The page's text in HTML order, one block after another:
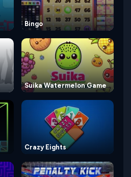
Bingo
Suika Watermelon Game
Crazy Eights